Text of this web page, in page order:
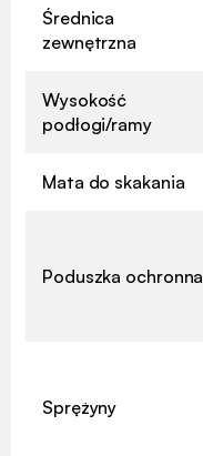
Średnica
zewnętrzna
Wysokość
podłogi/ramy
Mata do skakania
Poduszka ochronna
Sprężyny